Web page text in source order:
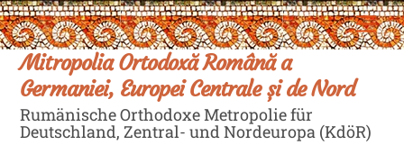
Skip
to
content
Mitropolia Ortodoxă Română a
Germaniei, Europei Centrale și de Nord
Rumänische Orthodoxe Metropolie für
Deutschland, Zentral- und Nordeuropa (KdöR)